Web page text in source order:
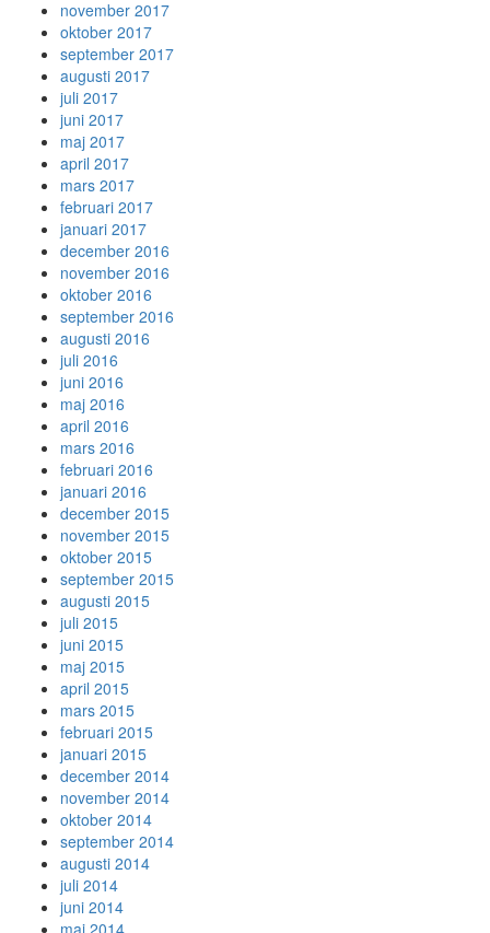
november 2017
oktober 2017
september 2017
augusti 2017
juli 2017
juni 2017
maj 2017
april 2017
mars 2017
februari 2017
januari 2017
december 2016
november 2016
oktober 2016
september 2016
augusti 2016
juli 2016
juni 2016
maj 2016
april 2016
mars 2016
februari 2016
januari 2016
december 2015
november 2015
oktober 2015
september 2015
augusti 2015
juli 2015
juni 2015
maj 2015
april 2015
mars 2015
februari 2015
januari 2015
december 2014
november 2014
oktober 2014
september 2014
augusti 2014
juli 2014
juni 2014
maj 2014